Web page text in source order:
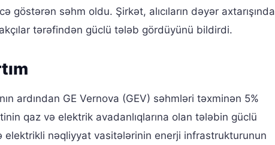
göstərən səhm oldu. Şirkət, alıcıların dəyər axtarışında
tərəfindən güclü tələb gördüyünü bildirdi.
ardından GE Vernova (GEV) səhmləri təxminən 5%
qaz və elektrik avadanlıqlarına olan tələbin güclü
nəqliyyat vasitələrinin enerji infrastrukturunun